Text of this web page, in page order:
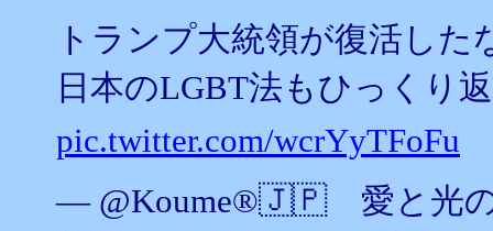
トランプ大統領が復活した
日本のLGBT法もひっくり
pic.twitter.com/wcrYyTFoFu
— @Koume®🇯🇵 愛と光